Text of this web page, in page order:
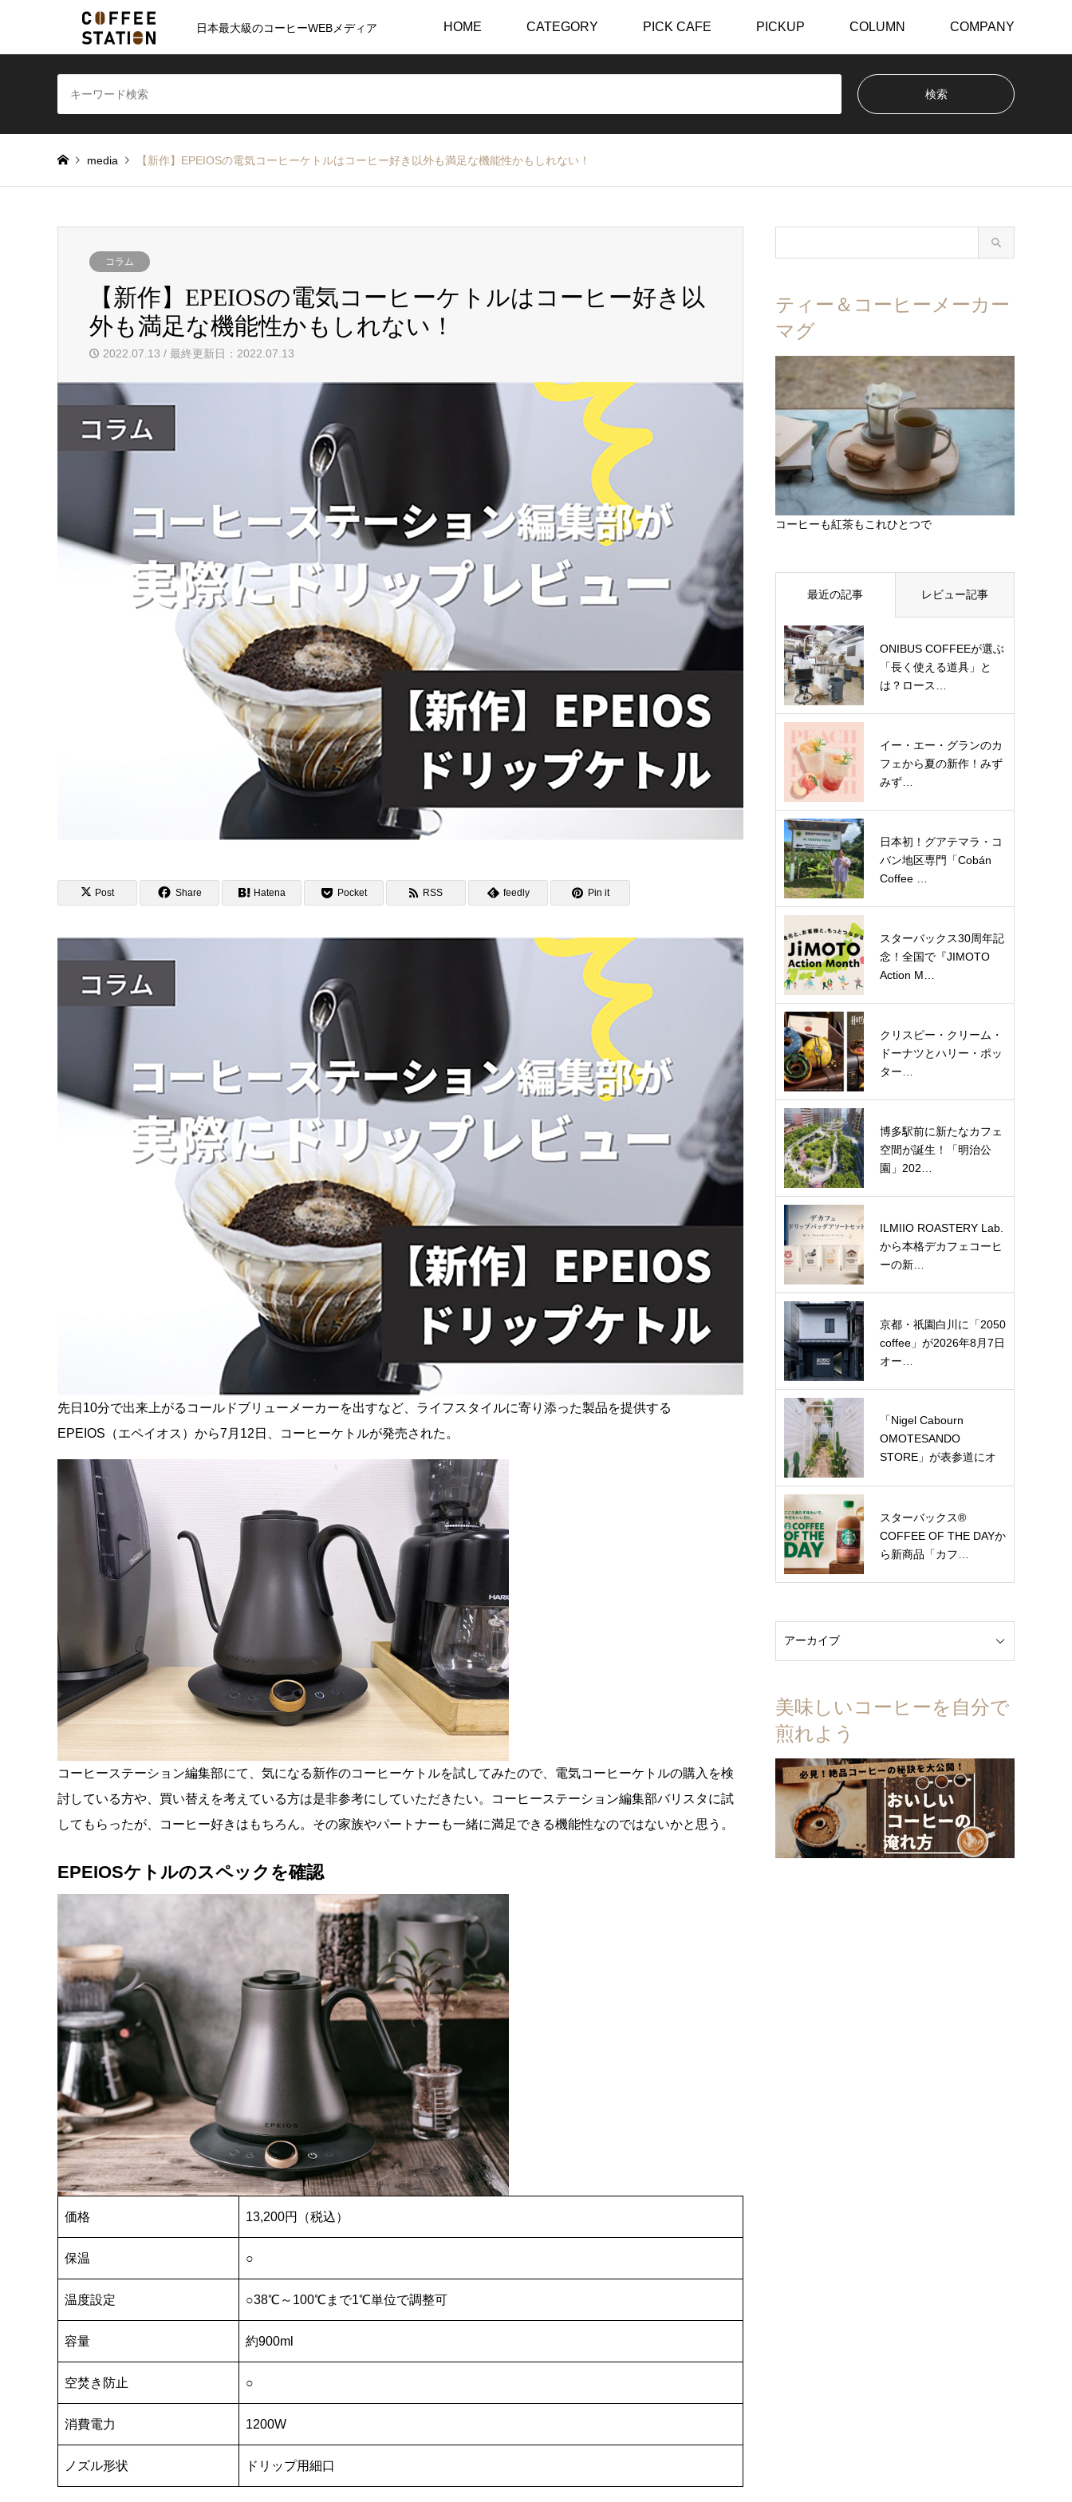
日本最大級のコーヒーWEBメディア HOME CATEGORY PICK CAFE PICKUP COLUMN COMPANY
media 【新作】EPEIOSの電気コーヒーケトルはコーヒー好き以外も満足な機能性かもしれない！
コラム
【新作】EPEIOSの電気コーヒーケトルはコーヒー好き以
外も満足な機能性かもしれない！
2022.07.13 / 最終更新日：2022.07.13
Post Share Hatena Pocket RSS feedly Pin it
先日10分で出来上がるコールドブリューメーカーを出すなど、ライフスタイルに寄り添った製品を提供する
EPEIOS（エペイオス）から7月12日、コーヒーケトルが発売された。
コーヒーステーション編集部にて、気になる新作のコーヒーケトルを試してみたので、電気コーヒーケトルの購入を検
討している方や、買い替えを考えている方は是非参考にしていただきたい。コーヒーステーション編集部バリスタに試
してもらったが、コーヒー好きはもちろん。その家族やパートナーも一緒に満足できる機能性なのではないかと思う。
EPEIOSケトルのスペックを確認
価格 13,200円（税込）
保温 ○
温度設定 ○38℃～100℃まで1℃単位で調整可
容量 約900ml
空焚き防止 ○
消費電力 1200W
ノズル形状 ドリップ用細口
ティー＆コーヒーメーカー
マグ
コーヒーも紅茶もこれひとつで
最近の記事 レビュー記事
ONIBUS COFFEEが選ぶ
「長く使える道具」と
は？ロース…
イー・エー・グランのカ
フェから夏の新作！みず
みず…
日本初！グアテマラ・コ
バン地区専門「Cobán
Coffee …
スターバックス30周年記
念！全国で『JIMOTO
Action M…
クリスピー・クリーム・
ドーナツとハリー・ポッ
ター…
博多駅前に新たなカフェ
空間が誕生！「明治公
園」202…
ILMIIO ROASTERY Lab.
から本格デカフェコーヒ
ーの新…
京都・祇園白川に「2050
coffee」が2026年8月7日
オー…
「Nigel Cabourn
OMOTESANDO
STORE」が表参道にオ
スターバックス®
COFFEE OF THE DAYか
ら新商品「カフ…
美味しいコーヒーを自分で
煎れよう